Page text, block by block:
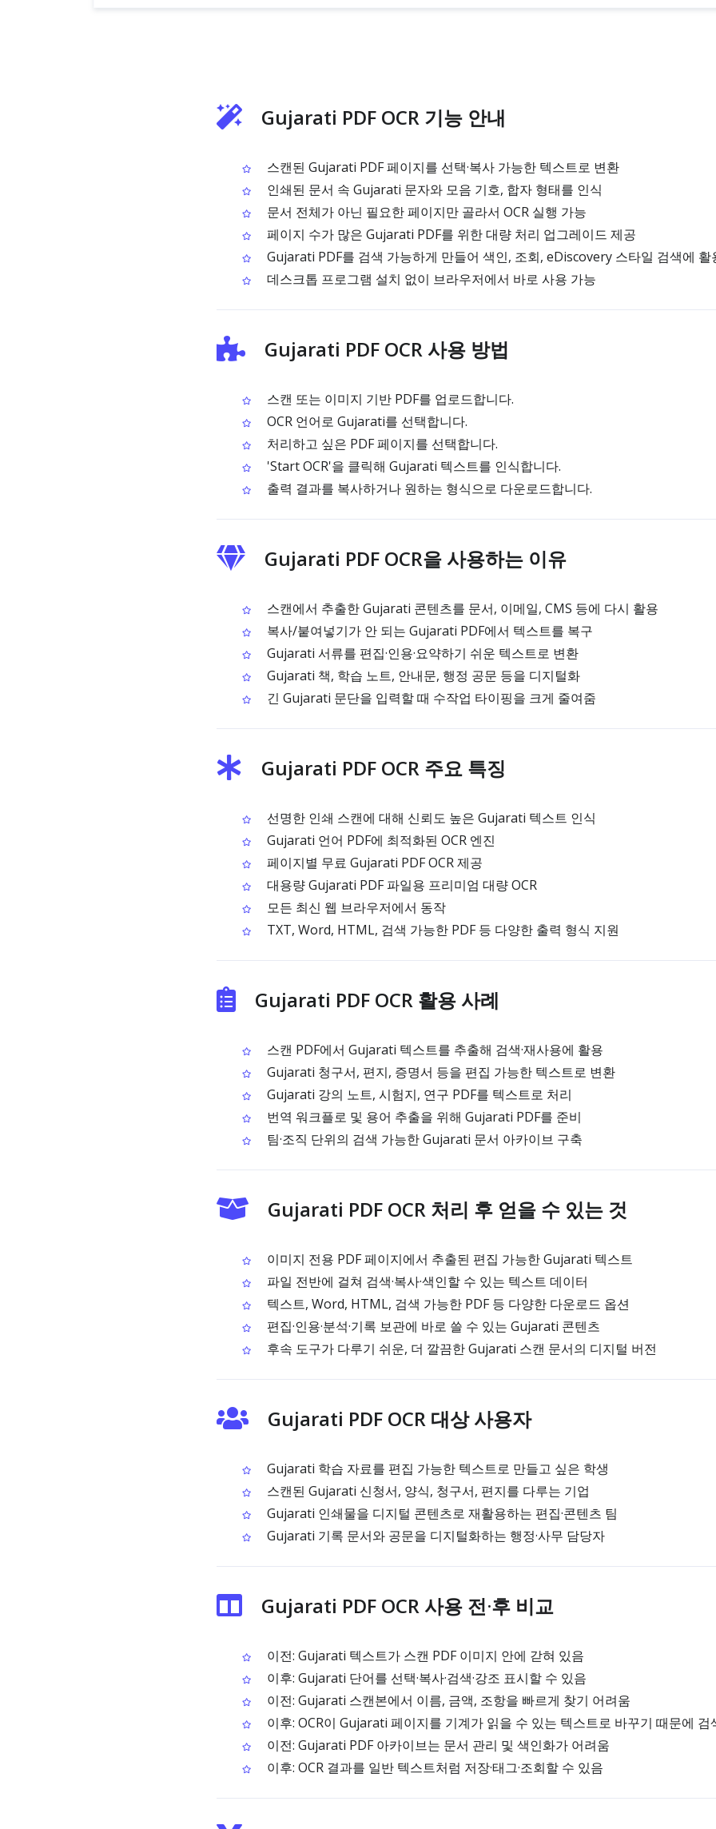
Gujarati PDF OCR 기능 안내
스캔된 Gujarati PDF 페이지를 선택·복사 가능한 텍스트로 변환
인쇄된 문서 속 Gujarati 문자와 모음 기호, 합자 형태를 인식
문서 전체가 아닌 필요한 페이지만 골라서 OCR 실행 가능
페이지 수가 많은 Gujarati PDF를 위한 대량 처리 업그레이드 제공
Gujarati PDF를 검색 가능하게 만들어 색인, 조회, eDiscovery 스타일 검색에 활
데스크톱 프로그램 설치 없이 브라우저에서 바로 사용 가능
Gujarati PDF OCR 사용 방법
스캔 또는 이미지 기반 PDF를 업로드합니다.
OCR 언어로 Gujarati를 선택합니다.
처리하고 싶은 PDF 페이지를 선택합니다.
'Start OCR'을 클릭해 Gujarati 텍스트를 인식합니다.
출력 결과를 복사하거나 원하는 형식으로 다운로드합니다.
Gujarati PDF OCR을 사용하는 이유
스캔에서 추출한 Gujarati 콘텐츠를 문서, 이메일, CMS 등에 다시 활용
복사/붙여넣기가 안 되는 Gujarati PDF에서 텍스트를 복구
Gujarati 서류를 편집·인용·요약하기 쉬운 텍스트로 변환
Gujarati 책, 학습 노트, 안내문, 행정 공문 등을 디지털화
긴 Gujarati 문단을 입력할 때 수작업 타이핑을 크게 줄여줌
Gujarati PDF OCR 주요 특징
선명한 인쇄 스캔에 대해 신뢰도 높은 Gujarati 텍스트 인식
Gujarati 언어 PDF에 최적화된 OCR 엔진
페이지별 무료 Gujarati PDF OCR 제공
대용량 Gujarati PDF 파일용 프리미엄 대량 OCR
모든 최신 웹 브라우저에서 동작
TXT, Word, HTML, 검색 가능한 PDF 등 다양한 출력 형식 지원
Gujarati PDF OCR 활용 사례
스캔 PDF에서 Gujarati 텍스트를 추출해 검색·재사용에 활용
Gujarati 청구서, 편지, 증명서 등을 편집 가능한 텍스트로 변환
Gujarati 강의 노트, 시험지, 연구 PDF를 텍스트로 처리
번역 워크플로 및 용어 추출을 위해 Gujarati PDF를 준비
팀·조직 단위의 검색 가능한 Gujarati 문서 아카이브 구축
Gujarati PDF OCR 처리 후 얻을 수 있는 것
이미지 전용 PDF 페이지에서 추출된 편집 가능한 Gujarati 텍스트
파일 전반에 걸쳐 검색·복사·색인할 수 있는 텍스트 데이터
텍스트, Word, HTML, 검색 가능한 PDF 등 다양한 다운로드 옵션
편집·인용·분석·기록 보관에 바로 쓸 수 있는 Gujarati 콘텐츠
후속 도구가 다루기 쉬운, 더 깔끔한 Gujarati 스캔 문서의 디지털 버전
Gujarati PDF OCR 대상 사용자
Gujarati 학습 자료를 편집 가능한 텍스트로 만들고 싶은 학생
스캔된 Gujarati 신청서, 양식, 청구서, 편지를 다루는 기업
Gujarati 인쇄물을 디지털 콘텐츠로 재활용하는 편집·콘텐츠 팀
Gujarati 기록 문서와 공문을 디지털화하는 행정·사무 담당자
Gujarati PDF OCR 사용 전·후 비교
이전: Gujarati 텍스트가 스캔 PDF 이미지 안에 갇혀 있음
이후: Gujarati 단어를 선택·복사·검색·강조 표시할 수 있음
이전: Gujarati 스캔본에서 이름, 금액, 조항을 빠르게 찾기 어려움
이후: OCR이 Gujarati 페이지를 기계가 읽을 수 있는 텍스트로 바꾸기 때문에 검
이전: Gujarati PDF 아카이브는 문서 관리 및 색인화가 어려움
이후: OCR 결과를 일반 텍스트처럼 저장·태그·조회할 수 있음